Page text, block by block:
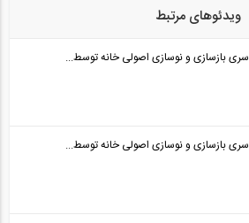
ویدئوهای مرتبط
سری بازسازی و نوسازی اصولی خانه توسط...
سری بازسازی و نوسازی اصولی خانه توسط...